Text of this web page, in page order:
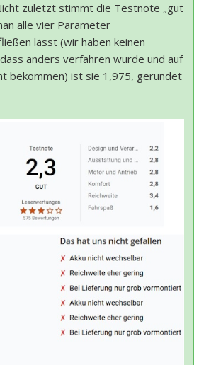
zuletzt stimmt die Testnote „gut
alle vier Parameter
lässt (wir haben keinen
anders verfahren wurde und auf
bekommen) ist sie 1,975, gerundet